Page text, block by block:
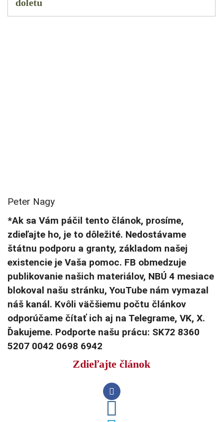
doletu
Peter Nagy
*Ak sa Vám páčil tento článok, prosíme,
zdieľajte ho, je to dôležité. Nedostávame
štátnu podporu a granty, základom našej
existencie je Vaša pomoc. FB obmedzuje
publikovanie našich materiálov, NBÚ 4 mesiace
blokoval našu stránku, YouTube nám vymazal
náš kanál. Kvôli väčšiemu počtu článkov
odporúčame čítať ich aj na Telegrame, VK, X.
Ďakujeme. Podporte našu prácu: SK72 8360
5207 0042 0698 6942
Zdieľajte článok